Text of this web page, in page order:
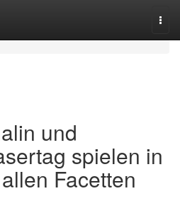
und
spielen in
Facetten